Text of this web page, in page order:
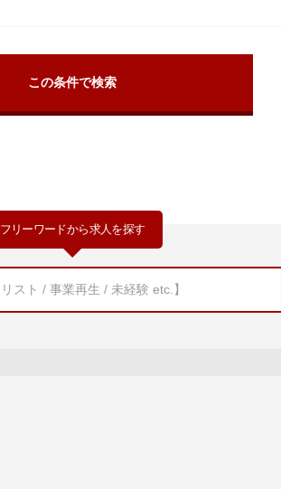
フリーワードから求人を探す